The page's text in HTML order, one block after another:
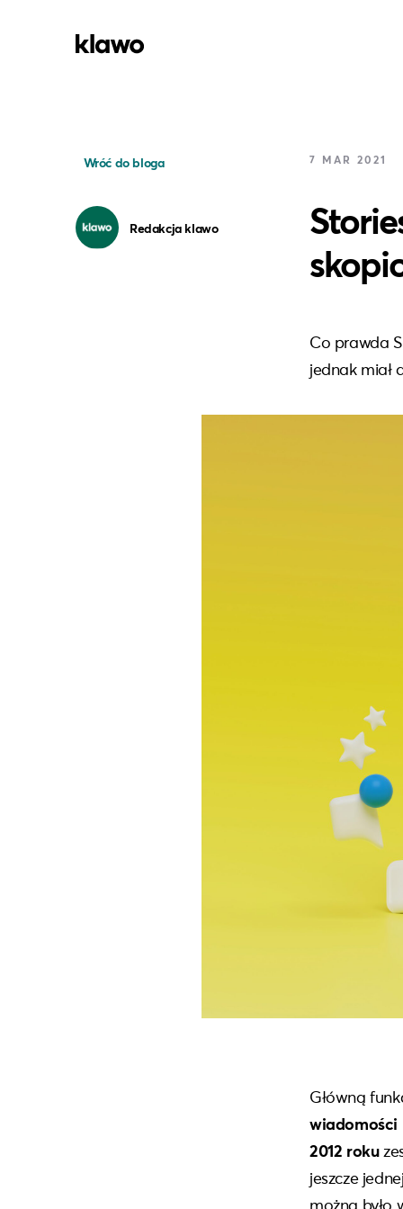
Wróć do bloga
Redakcja klawo
7 MAR 2021
Co prawda
jednak miał
Główną
wiadomości
2012 roku
jeszcze
można było